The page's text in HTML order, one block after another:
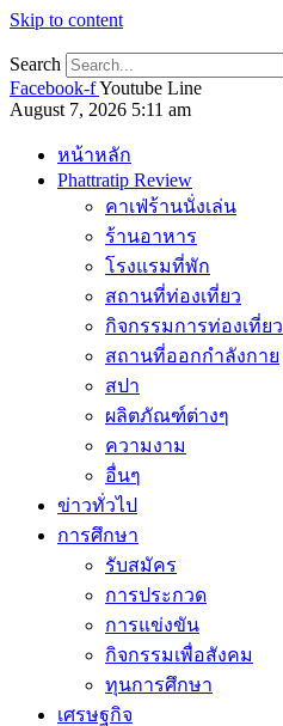
Skip to content
Search
Facebook-fYoutube Line
August 7, 2026 5:11 am
หน้าหลัก
Phattratip Review
คาเฟ่ร้านนั่งเล่น
ร้านอาหาร
โรงแรมที่พัก
สถานที่ท่องเที่ยว
กิจกรรมการท่องเที่ยว
สถานที่ออกกำลังกาย
สปา
ผลิตภัณฑ์ต่างๆ
ความงาม
อื่นๆ
ข่าวทั่วไป
การศึกษา
รับสมัคร
การประกวด
การแข่งขัน
กิจกรรมเพื่อสังคม
ทุนการศึกษา
เศรษฐกิจ